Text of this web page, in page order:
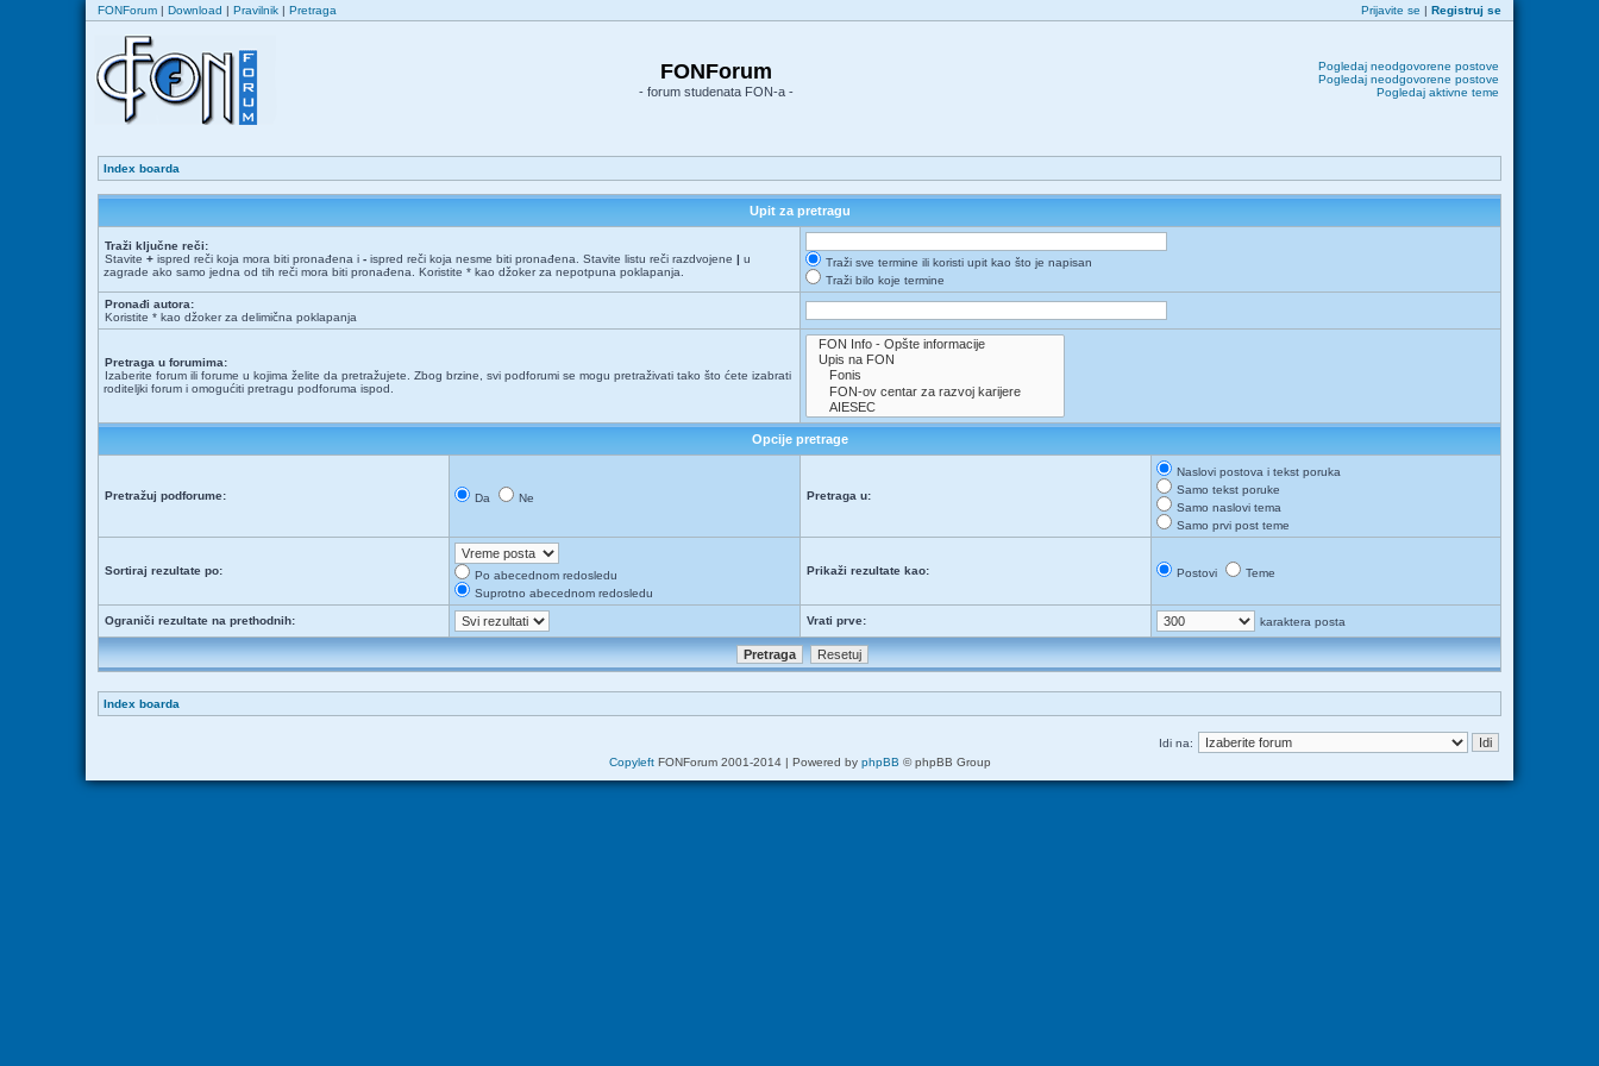
FONForum | Download | Pravilnik | Pretraga Prijavite se | Registruj se
FONForum
- forum studenata FON-a -
Pogledaj neodgovorene postove
Pogledaj neodgovorene postove
Pogledaj aktivne teme
Index boarda
Upit za pretragu
Traži ključne reči:
Stavite + ispred reči koja mora biti pronađena i - ispred reči koja nesme biti pronađena. Stavite listu reči razdvojene | u
zagrade ako samo jedna od tih reči mora biti pronađena. Koristite * kao džoker za nepotpuna poklapanja.
Traži sve termine ili koristi upit kao što je napisan
Traži bilo koje termine
Pronađi autora:
Koristite * kao džoker za delimična poklapanja
Pretraga u forumima:
Izaberite forum ili forume u kojima želite da pretražujete. Zbog brzine, svi podforumi se mogu pretraživati tako što ćete izabrati
roditeljki forum i omogućiti pretragu podforuma ispod.
Opcije pretrage
Pretražuj podforume: Da Ne Pretraga u:
Naslovi postova i tekst poruka
Samo tekst poruke
Samo naslovi tema
Samo prvi post teme
Sortiraj rezultate po:
Po abecednom redosledu
Suprotno abecednom redosledu
Prikaži rezultate kao: Postovi Teme
Ograniči rezultate na prethodnih: Vrati prve: karaktera posta
Index boarda
Idi na:
CopyleftFONForum 2001-2014 | Powered by phpBB © phpBB Group